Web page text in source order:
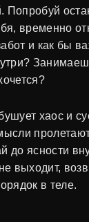
временно
и как бы
хаос и
до ясности
выходит,
в теле.